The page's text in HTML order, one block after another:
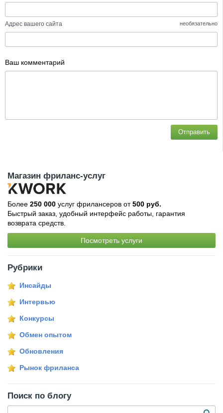
Адрес вашего сайта необязательно
Ваш комментарий
Отправить
Магазин фриланс-услуг
Более 250 000 услуг фрилансеров от500 руб.
Быстрый заказ, удобный интерфейс работы, гарантия
возврата средств.
Посмотреть услуги
Рубрики
Инсайды
Интервью
Конкурсы
Обмен опытом
Обновления
Рынок фриланса
Поиск по блогу